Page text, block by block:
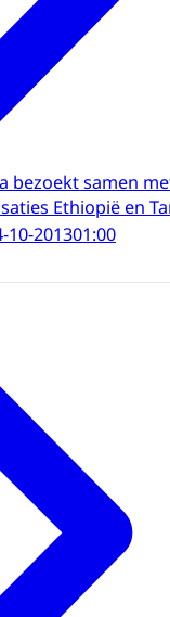
bezoekt samen
Ethiopië en
10-201301:00